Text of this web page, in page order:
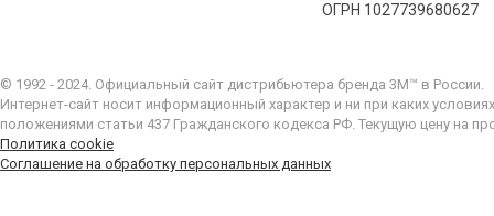
ОГРН 1027739680627
© 1992 - 2024. Официальный сайт дистрибьютера бренда 3M™ в России.
Интернет-сайт носит информационный характер и ни при каких
положениями статьи 437 Гражданского кодекса РФ. Текущую цену на
Политика cookie
Соглашение на обработку персональных данных